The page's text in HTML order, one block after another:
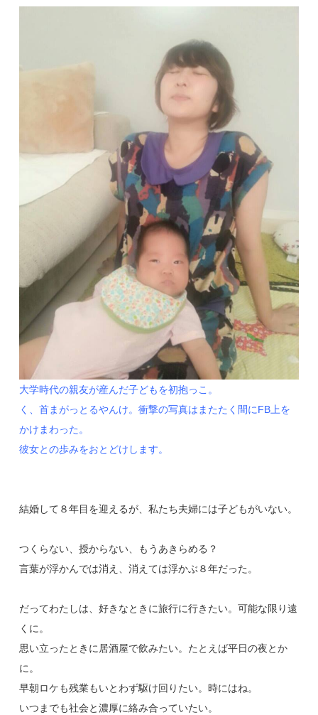
大学時代の親友が産んだ子どもを初抱っこ。
く、首まがっとるやんけ。衝撃の写真はまたたく間にFB上を
かけまわった。
彼女との歩みをおとどけします。
結婚して８年目を迎えるが、私たち夫婦には子どもがいない。
つくらない、授からない、もうあきらめる？
言葉が浮かんでは消え、消えては浮かぶ８年だった。
だってわたしは、好きなときに旅行に行きたい。可能な限り遠
くに。
思い立ったときに居酒屋で飲みたい。たとえば平日の夜とか
に。
早朝ロケも残業もいとわず駆け回りたい。時にはね。
いつまでも社会と濃厚に絡み合っていたい。